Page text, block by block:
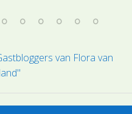
van Flora van